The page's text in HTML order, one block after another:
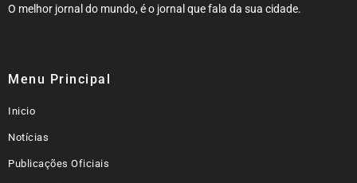
O melhor jornal do mundo, é o jornal que fala da sua cidade.
Menu Principal
Inicio
Notícias
Publicações Oficiais